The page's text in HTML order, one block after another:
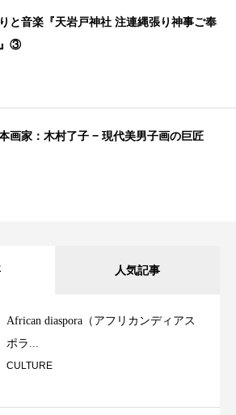
と音楽『天岩戸神社 注連縄張り神事ご奉
③
画家：木村了子 − 現代美男子画の巨匠
人気記事
African diaspora（アフリカンディアス
ポラ...
CULTURE